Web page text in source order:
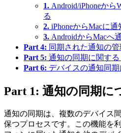
1. Android/iPhoneから
る
2. iPhoneからMacに
3. AndroidからMacへ
Part 4: 同期された通知の管
Part 5: 通知の同期に関す
Part 6: デバイスの通知同
Part 1: 通知の同期に
通知の同期は、複数のデバイス
保つプロセスです。この機能を